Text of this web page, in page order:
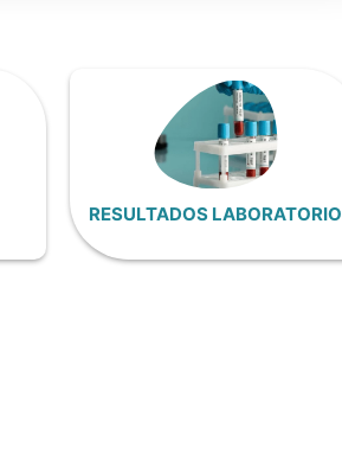
RESULTADOS LABORATORIO